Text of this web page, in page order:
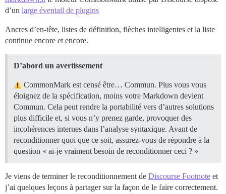
d’un large éventail de plugins
Ancres d’en-tête, listes de définition, flèches intelligentes et la liste
continue encore et encore.
D’abord un avertissement
CommonMark est censé être… Commun. Plus vous vous
éloignez de la spécification, moins votre Markdown devient
Commun. Cela peut rendre la portabilité vers d’autres solutions
plus difficile et, si vous n’y prenez garde, provoquer des
incohérences internes dans l’analyse syntaxique. Avant de
reconditionner quoi que ce soit, assurez-vous de répondre à la
question « ai-je vraiment besoin de reconditionner ceci ? »
Je viens de terminer le reconditionnement de Discourse Footnote et
j’ai quelques leçons à partager sur la façon de le faire correctement.